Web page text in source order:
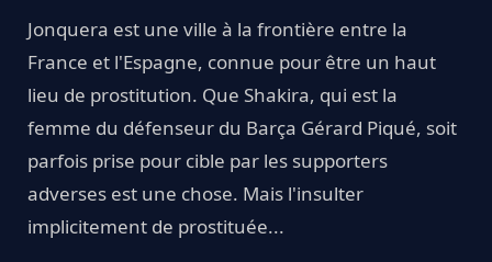
Jonquera est une ville à la frontière entre la
France et l'Espagne, connue pour être un haut
lieu de prostitution. Que Shakira, qui est la
femme du défenseur du Barça Gérard Piqué, soit
parfois prise pour cible par les supporters
adverses est une chose. Mais l'insulter
implicitement de prostituée...